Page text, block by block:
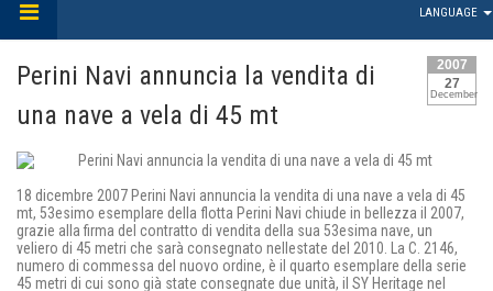
LANGUAGE
2007
27
December
Perini Navi annuncia la vendita di
una nave a vela di 45 mt
18 dicembre 2007 Perini Navi annuncia la vendita di una nave a vela di 45
mt, 53esimo esemplare della flotta Perini Navi chiude in bellezza il 2007,
grazie alla firma del contratto di vendita della sua 53esima nave, un
veliero di 45 metri che sarà consegnato nellestate del 2010. La C. 2146,
numero di commessa del nuovo ordine, è il quarto esemplare della serie
45 metri di cui sono già state consegnate due unità, il SY Heritage nel